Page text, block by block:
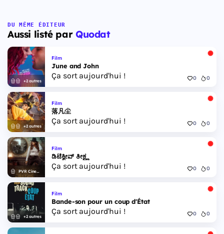
DU MÊME ÉDITEUR
Aussi listé par Quodat
+2 autres
Film
June and John
Ça sort aujourd'hui ! 0 0
+2 autres
Film
落凡尘
Ça sort aujourd'hui ! 0 0
PVR Cinemas
Film
ಡಿಟೆಕ್ವೀವ್ ತೀಕ್ಷ್ಣ
Ça sort aujourd'hui ! 0 0
+2 autres
Film
Bande-son pour un coup d'État
Ça sort aujourd'hui ! 0 0